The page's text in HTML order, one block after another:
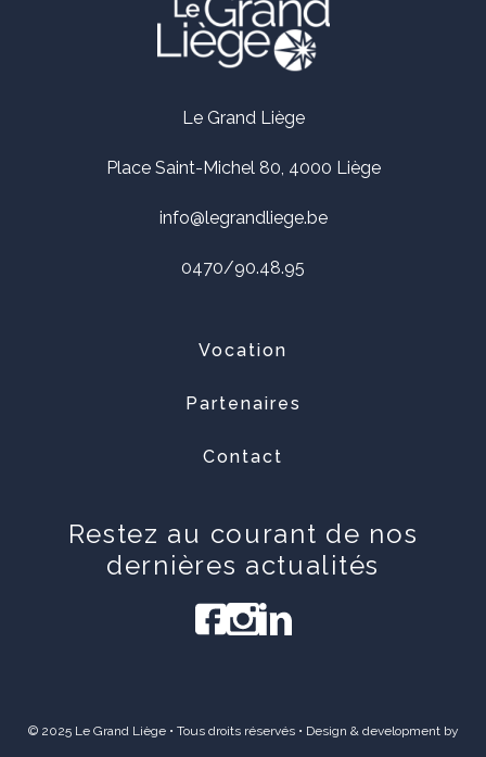
Le Grand Liège
Place Saint-Michel 80, 4000 Liège
info@legrandliege.be
0470/90.48.95
Vocation
Partenaires
Contact
Restez au courant de nos
dernières actualités
© 2025 Le Grand Liège • Tous droits réservés • Design & development by